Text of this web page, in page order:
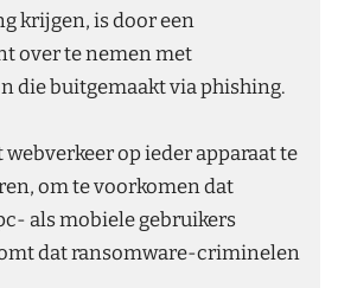
krijgen, is door een
over te nemen met
die buitgemaakt via phishing.
op ieder apparaat te
om te voorkomen dat
als mobiele gebruikers
dat ransomware-criminelen